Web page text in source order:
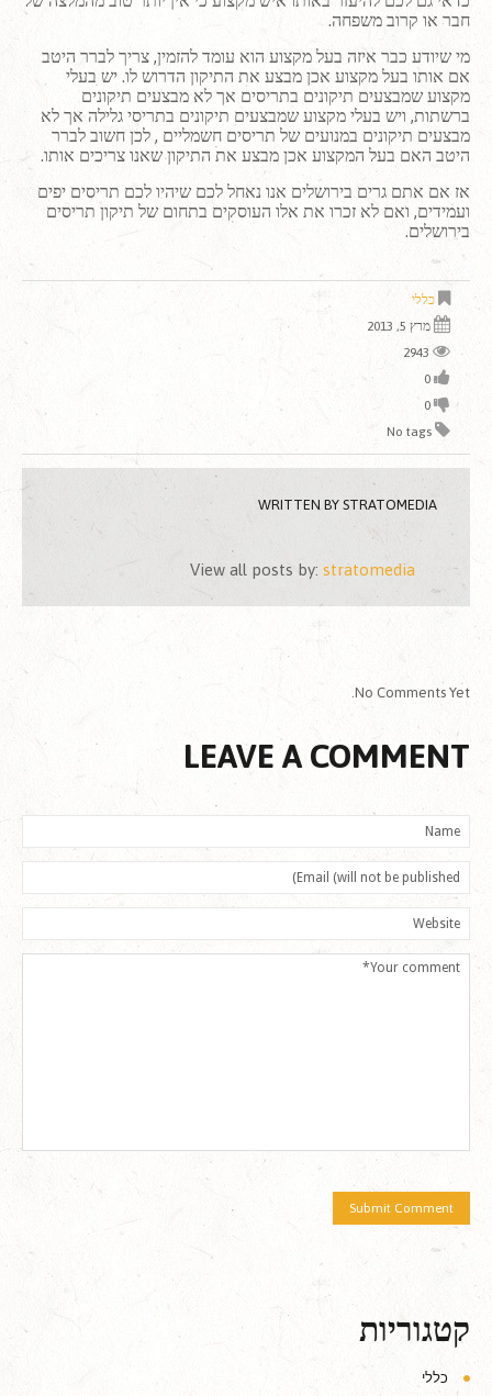
חבר או קרוב משפחה.
מי שיודע כבר איזה בעל מקצוע הוא עומד להזמין, צריך לברר היטב
אם אותו בעל מקצוע אכן מבצע את התיקון הדרוש לו. יש בעלי
מקצוע שמבצעים תיקונים בתריסים אך לא מבצעים תיקונים
ברשתות, ויש בעלי מקצוע שמבצעים תיקונים בתריסי גלילה אך לא
מבצעים תיקונים במנועים של תריסים חשמליים , לכן חשוב לברר
היטב האם בעל המקצוע אכן מבצע את התיקון שאנו צריכים אותו.
אז אם אתם גרים בירושלים אנו נאחל לכם שיהיו לכם תריסים יפים
ועמידים, ואם לא זכרו את אלו העוסקים בתחום של תיקון תריסים
בירושלים.
כללי
מרץ 5, 2013
0
0
WRITTEN BY STRATOMEDIA
View all posts by: stratomedia
No Comments Yet.
LEAVE A COMMENT
קטגוריות
כללי